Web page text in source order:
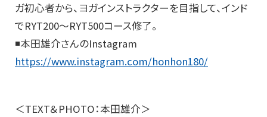
ガ初心者から、ヨガインストラクターを目指して、インド
でRYT200〜RYT500コース修了。
◾️本田雄介さんのInstagram
https://www.instagram.com/honhon180/
＜TEXT＆PHOTO：本田雄介＞